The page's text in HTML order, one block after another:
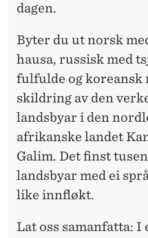
dagen.
Byter du ut norsk
hausa, russisk med
fulfulde og koreansk
skildring av den
landsbyar i den
afrikanske landet
Galim. Det finst
landsbyar med ei
like innfløkt.
Lat oss samanfatta: